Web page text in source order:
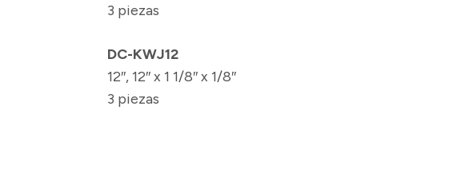
3 piezas
DC-KWJ12
12″, 12″ x 1 1/8″ x 1/8″
3 piezas